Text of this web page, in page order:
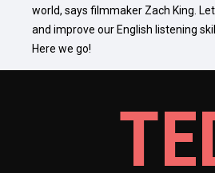
world, says filmmaker Zach King.
and improve our English listening
Here we go!